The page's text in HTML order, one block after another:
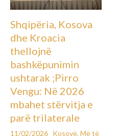
Shqipëria, Kosova
dhe Kroacia
thellojnë
bashkëpunimin
ushtarak ;Pirro
Vengu: Në 2026
mbahet stërvitja e
parë trilaterale
11/02/2026 Kosovë, Më të